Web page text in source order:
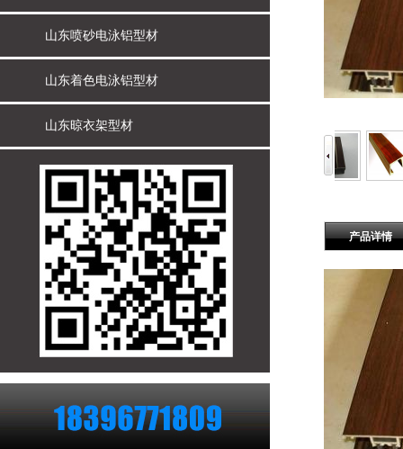
产品详情
山东喷砂电泳铝型材
山东着色电泳铝型材
山东晾衣架型材